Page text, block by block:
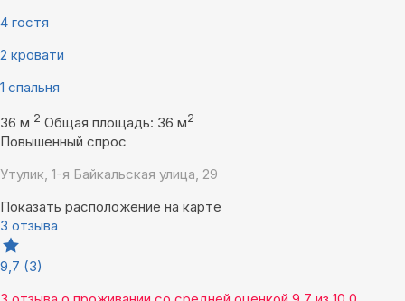
4 гостя
2 кровати
1 спальня
36 м 2 Общая площадь: 36 м2
Повышенный спрос
Утулик, 1-я Байкальская улица, 29
Показать расположение на карте
3 отзыва
9,7 (3)